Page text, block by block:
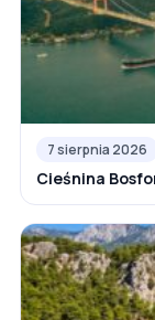
7 sierpnia 2026
Cieśnina